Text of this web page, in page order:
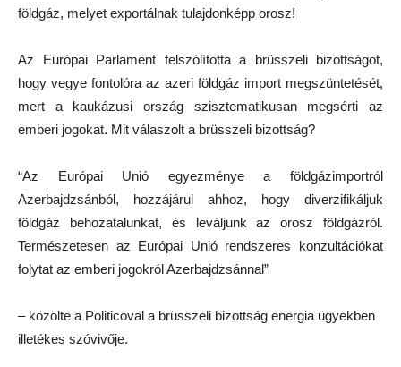
földgáz, melyet exportálnak tulajdonképp orosz!
Az Európai Parlament felszólította a brüsszeli bizottságot,
hogy vegye fontolóra az azeri földgáz import megszüntetését,
mert a kaukázusi ország szisztematikusan megsérti az
emberi jogokat. Mit válaszolt a brüsszeli bizottság?
“Az Európai Unió egyezménye a földgázimportról
Azerbajdzsánból, hozzájárul ahhoz, hogy diverzifikáljuk
földgáz behozatalunkat, és leváljunk az orosz földgázról.
Természetesen az Európai Unió rendszeres konzultációkat
folytat az emberi jogokról Azerbajdzsánnal”
– közölte a Politicoval a brüsszeli bizottság energia ügyekben
illetékes szóvivője.